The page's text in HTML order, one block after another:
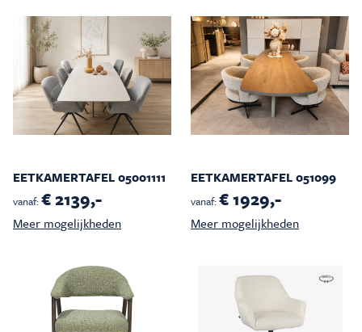
EETKAMERTAFEL 05001111
vanaf:€ 2139,-
Meer mogelijkheden
EETKAMERTAFEL 051099
vanaf:€ 1929,-
Meer mogelijkheden